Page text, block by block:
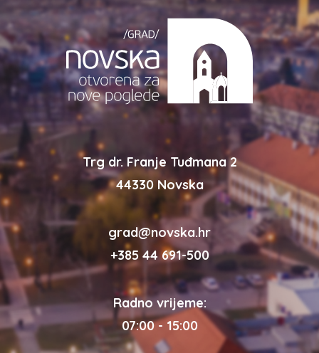
Trg dr. Franje Tuđmana 2
44330 Novska
grad@novska.hr
+385 44 691-500
Radno vrijeme:
07:00 - 15:00